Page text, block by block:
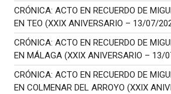
CRÓNICA: ACTO EN RECUERDO DE
EN TEO (XXIX ANIVERSARIO – 13/07/
CRÓNICA: ACTO EN RECUERDO DE
EN MÁLAGA (XXIX ANIVERSARIO – 13/
CRÓNICA: ACTO EN RECUERDO DE
EN COLMENAR DEL ARROYO (XXIX